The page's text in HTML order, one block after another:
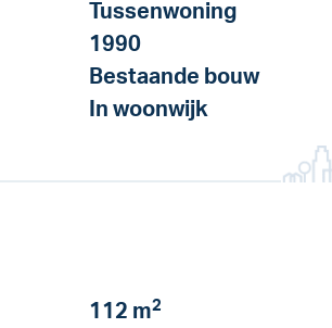
Tussenwoning
1990
Bestaande bouw
In woonwijk
112 m2